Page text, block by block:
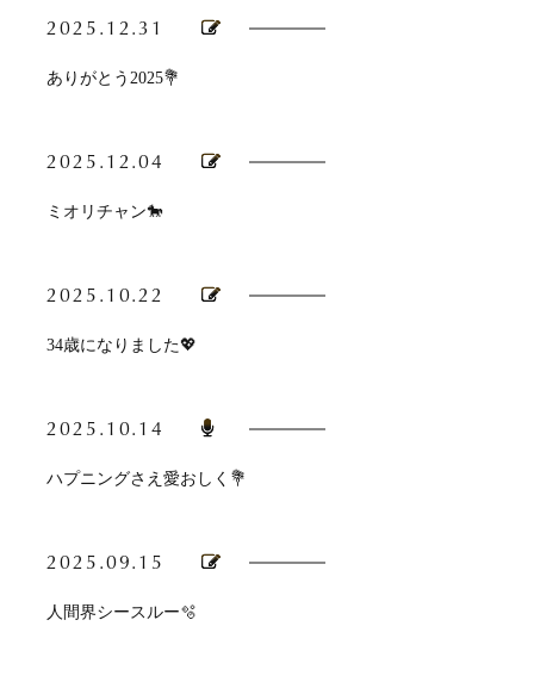
2025.12.31
ありがとう2025💐
2025.12.04
ミオリチャン🐎
2025.10.22
34歳になりました💖
2025.10.14
ハプニングさえ愛おしく💐
2025.09.15
人間界シースルー🫧